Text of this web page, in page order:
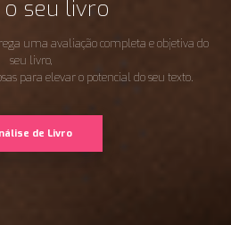
o seu livro
uma avaliação completa e objetiva do
seu livro,
para elevar o potencial do seu texto.
de Livro